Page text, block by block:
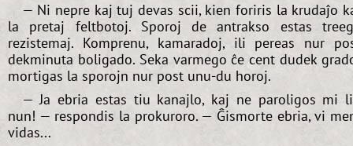
— Ni nepre kaj tuj devas scii, kien foriris la krudaĵo
la pretaj feltbotoj. Sporoj de antrakso estas
rezistemaj. Komprenu, kamaradoj, ili pereas nur
dekminuta boligado. Seka varmego ĉe cent dudek
mortigas la sporojn nur post unu-du horoj.
— Ja ebria estas tiu kanajlo, kaj ne paroligos mi
nun! — respondis la prokuroro. — Ĝismorte ebria, vi
vidas...